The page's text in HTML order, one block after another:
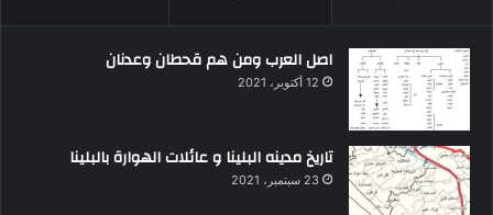
اصل العرب ومن هم قحطان وعدنان
12 أكتوبر، 2021
تاريخ مدينه البلينا و عائلات الهوارة بالبلينا
23 سبتمبر، 2021